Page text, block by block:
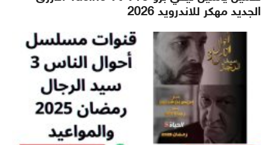
الجديد مهكر للاندرويد 2026